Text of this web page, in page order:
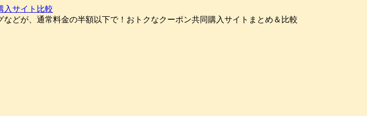
入サイト比較
どが、通常料金の半額以下で！おトクなクーポン共同購入サイトまとめ＆比較